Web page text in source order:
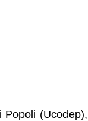
Popoli (Ucodep),